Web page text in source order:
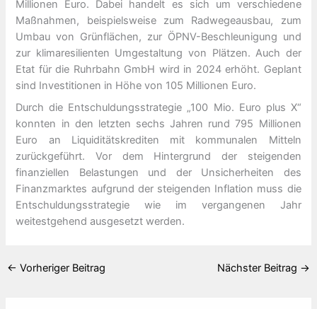
Millionen Euro. Dabei handelt es sich um verschiedene
Maßnahmen, beispielsweise zum Radwegeausbau, zum
Umbau von Grünflächen, zur ÖPNV-Beschleunigung und
zur klimaresilienten Umgestaltung von Plätzen. Auch der
Etat für die Ruhrbahn GmbH wird in 2024 erhöht. Geplant
sind Investitionen in Höhe von 105 Millionen Euro.
Durch die Entschuldungsstrategie „100 Mio. Euro plus X“
konnten in den letzten sechs Jahren rund 795 Millionen
Euro an Liquiditätskrediten mit kommunalen Mitteln
zurückgeführt. Vor dem Hintergrund der steigenden
finanziellen Belastungen und der Unsicherheiten des
Finanzmarktes aufgrund der steigenden Inflation muss die
Entschuldungsstrategie wie im vergangenen Jahr
weitestgehend ausgesetzt werden.
← Vorheriger Beitrag Nächster Beitrag →